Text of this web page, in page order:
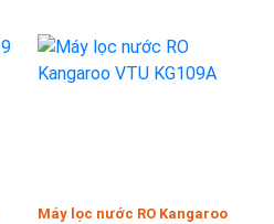
Máy lọc nước RO Kangaroo